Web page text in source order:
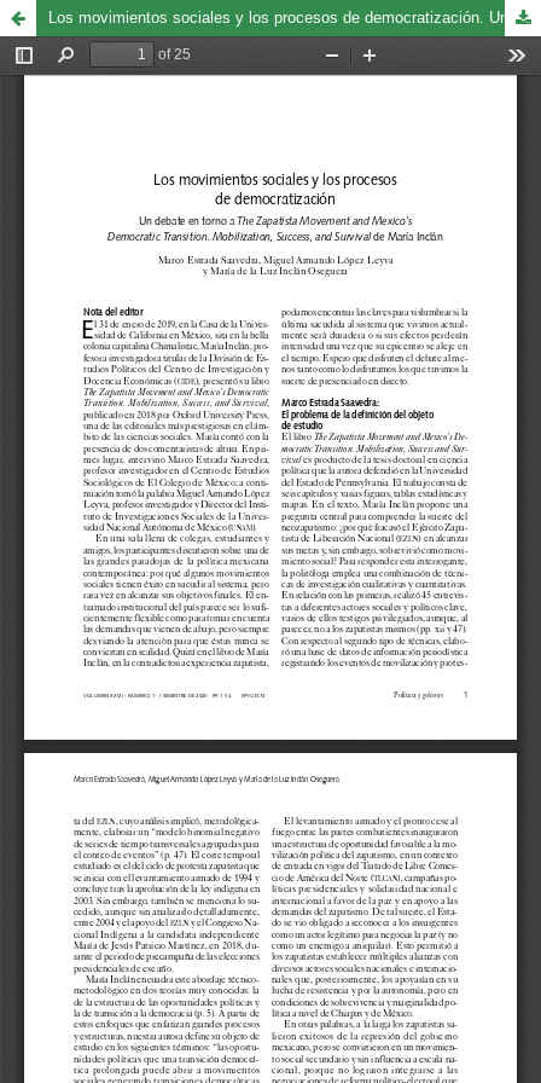
Los movimientos sociales y los procesos de democratización. Un debate en torno a The Zapatista Movement and Mexico’s Democratic Transition. Mobilization, Success, and Survival de María Inclán